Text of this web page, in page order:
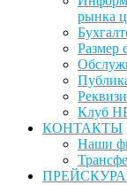
рынка
Размер
Клуб
КОНТАКТЫ
Наши